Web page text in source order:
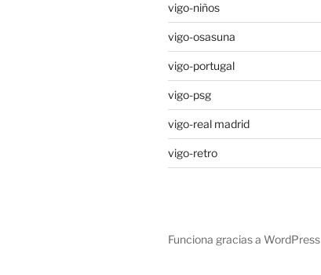
vigo-niños
vigo-osasuna
vigo-portugal
vigo-psg
vigo-real madrid
vigo-retro
Funciona gracias a WordPress